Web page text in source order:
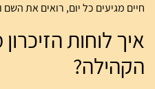
חיים מגיעים כל יום, רואים את השם
איך לוחות
הקהילה?